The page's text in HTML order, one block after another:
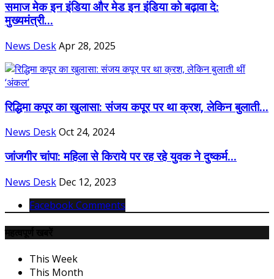
समाज मेक इन इंडिया और मेड इन इंडिया को बढ़ावा दे:
मुख्यमंत्री...
News DeskApr 28, 2025
रिद्धिमा कपूर का खुलासा: संजय कपूर पर था क्रश, लेकिन बुलाती...
News DeskOct 24, 2024
जांजगीर चांपा: महिला से किराये पर रह रहे युवक ने दुष्कर्म...
News Desk Dec 12, 2023
Facebook Comments
This Week
This Month